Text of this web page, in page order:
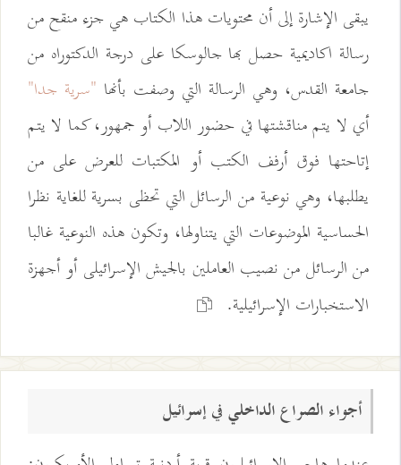
يبقى الإشارة إلى أن محتويات هذا الكتاب هي جزء منقح من
رسالة اكاديمية حصل بها جالوسکا على درجة الدكتوراه من
جامعة القدس، وهي الرسالة التي وصفت بأنها "سرية جدا"
أي لا يتم مناقشتها في حضور اللاب أو جمهور، كما لا يتم
إتاحتها فوق أرفف الكتب أو المكتبات للعرض على من
يطلبها، وهي نوعية من الرسائل التي تحظى بسرية للغاية نظرا
الحساسية الموضوعات التي يتناولها، وتكون هذه النوعية غالبا
من الرسائل من نصيب العاملين بالجيش الإسرائيلى أو أجهزة
الاستخبارات الإسرائيلية.
أجواء الصراع الداخلي في إسرائيل